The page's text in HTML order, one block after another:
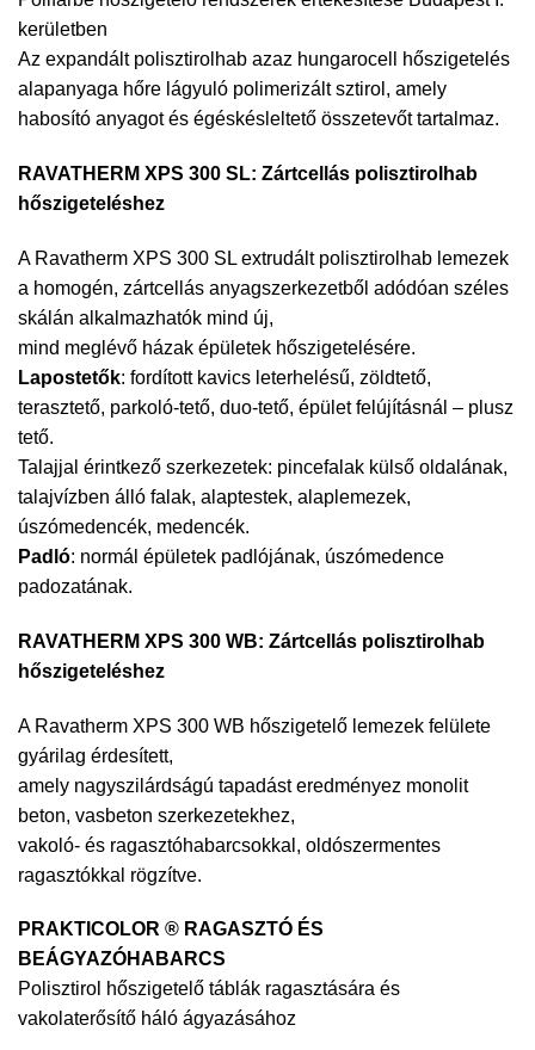
kerületben
Az expandált polisztirolhab azaz hungarocell hőszigetelés
alapanyaga hőre lágyuló polimerizált sztirol, amely
habosító anyagot és égéskésleltető összetevőt tartalmaz.
RAVATHERM XPS 300 SL: Zártcellás polisztirolhab
hőszigeteléshez
A Ravatherm XPS 300 SL extrudált polisztirolhab lemezek
a homogén, zártcellás anyagszerkezetből adódóan széles
skálán alkalmazhatók mind új,
mind meglévő házak épületek hőszigetelésére.
Lapostetők: fordított kavics leterhelésű, zöldtető,
terasztető, parkoló-tető, duo-tető, épület felújításnál – plusz
tető.
Talajjal érintkező szerkezetek: pincefalak külső oldalának,
talajvízben álló falak, alaptestek, alaplemezek,
úszómedencék, medencék.
Padló: normál épületek padlójának, úszómedence
padozatának.
RAVATHERM XPS 300 WB: Zártcellás polisztirolhab
hőszigeteléshez
A Ravatherm XPS 300 WB hőszigetelő lemezek felülete
gyárilag érdesített,
amely nagyszilárdságú tapadást eredményez monolit
beton, vasbeton szerkezetekhez,
vakoló- és ragasztóhabarcsokkal, oldószermentes
ragasztókkal rögzítve.
PRAKTICOLOR ® RAGASZTÓ ÉS
BEÁGYAZÓHABARCS
Polisztirol hőszigetelő táblák ragasztására és
vakolaterősítő háló ágyazásához